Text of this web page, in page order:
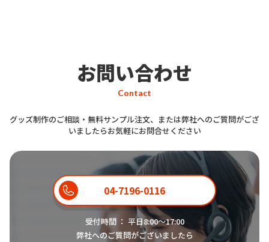
お問い合わせ
Contact
グッズ制作のご相談・無料サンプル注文、または弊社へのご質問がござ
いましたらお気軽にお問合せください
04-7196-0116
受付時間 ： 平日8:00〜17:00
弊社へのご質問がございましたら